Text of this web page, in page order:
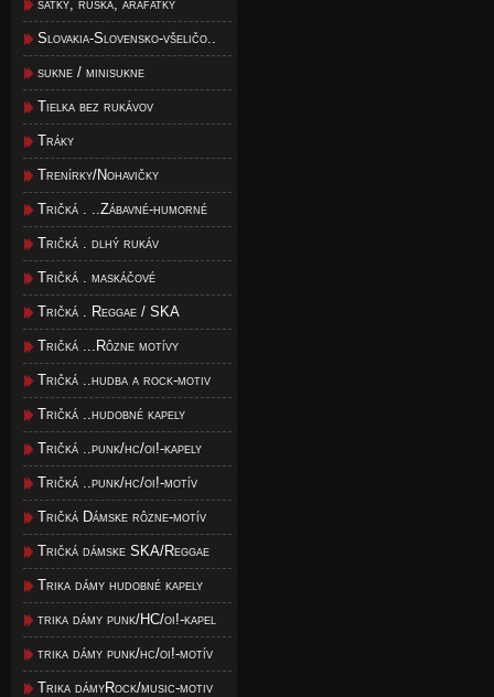
satky, rúška, arafatky
Slovakia-Slovensko-všeličo..
sukne / minisukne
Tielka bez rukávov
Tráky
Trenírky/Nohavičky
Tričká . ..Zábavné-humorné
Tričká . dlhý rukáv
Tričká . maskáčové
Tričká . Reggae / SKA
Tričká ...Rôzne motívy
Tričká ..hudba a rock-motiv
Tričká ..hudobné kapely
Tričká ..punk/hc/oi!-kapely
Tričká ..punk/hc/oi!-motív
Tričká Dámske rôzne-motív
Tričká dámske SKA/Reggae
Trika dámy hudobné kapely
trika dámy punk/HC/oi!-kapel
trika dámy punk/hc/oi!-motív
Trika dámyRock/music-motiv